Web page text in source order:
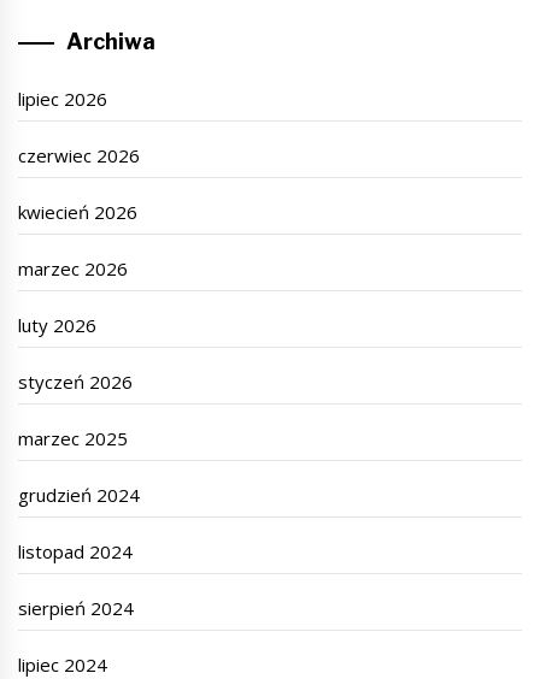
Archiwa
lipiec 2026
czerwiec 2026
kwiecień 2026
marzec 2026
luty 2026
styczeń 2026
marzec 2025
grudzień 2024
listopad 2024
sierpień 2024
lipiec 2024